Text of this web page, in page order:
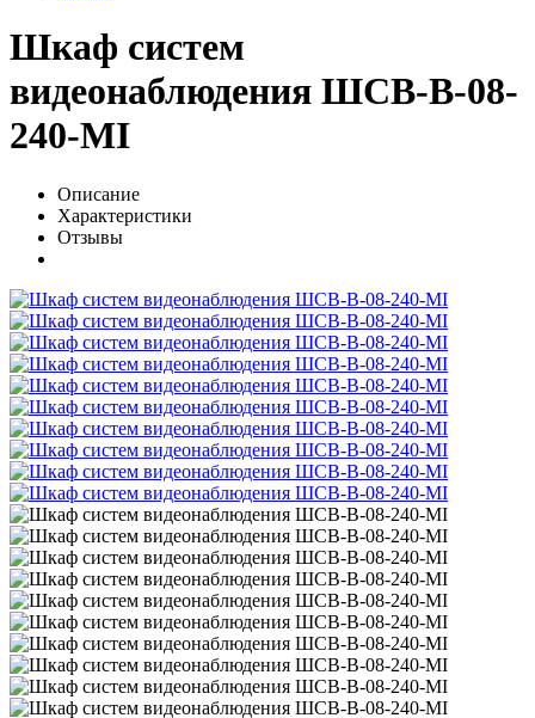
Шкаф систем
видеонаблюдения ШСВ-В-08-
240-MI
Описание
Характеристики
Отзывы